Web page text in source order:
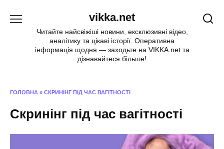
vikka.net
Читайте найсвіжіші новини, ексклюзивні відео,
аналітику та цікаві історії. Оперативна
інформація щодня — заходьте на VIKKA.net та
дізнавайтеся більше!
ГОЛОВНА » СКРИНІНГ ПІД ЧАС ВАГІТНОСТІ
Скринінг під час вагітності